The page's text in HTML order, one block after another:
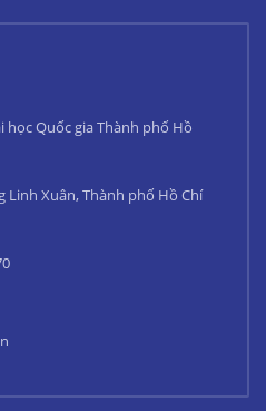
Quốc gia Thành phố Hồ
Linh Xuân, Thành phố Hồ Chí